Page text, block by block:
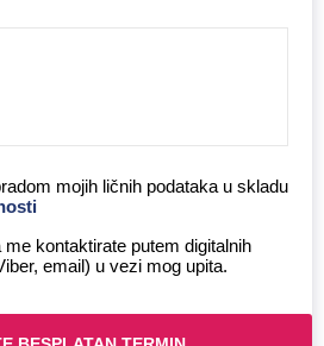
mojih ličnih podataka u skladu
kontaktirate putem digitalnih
email) u vezi mog upita.